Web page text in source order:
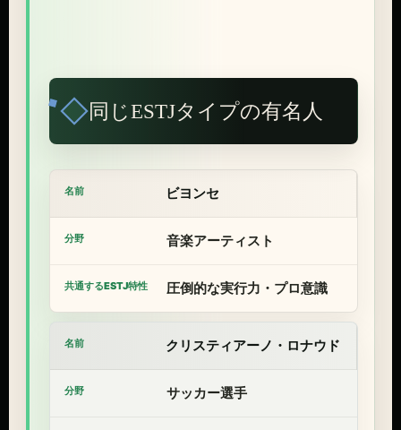
同じESTJタイプの有名人
ビヨンセ
音楽アーティスト
圧倒的な実行力・プロ意識
クリスティアーノ・ロナウド
サッカー選手